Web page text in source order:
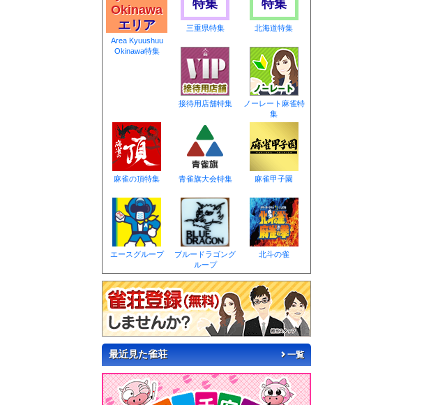
Okinawa
エリア
Area Kyuushuu
Okinawa特集
特集
三重県特集
特集
北海道特集
接待用店舗特集
ノーレート麻雀特
集
麻雀の頂特集 青雀旗大会特集 麻雀甲子園
エースグループ
ブルードラゴング
ループ
北斗の雀
最近見た雀荘 一覧